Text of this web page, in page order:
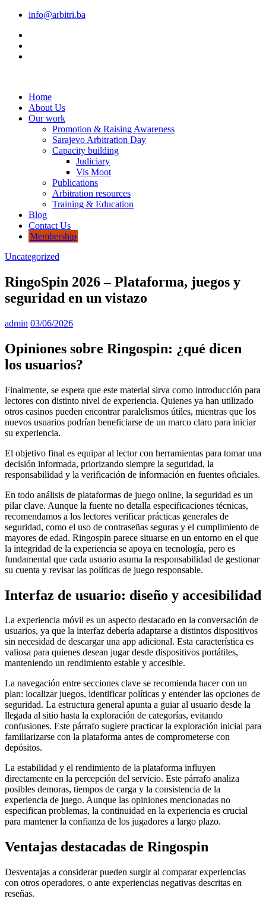
info@arbitri.ba
Home
About Us
Our work
Promotion & Raising Awareness
Sarajevo Arbitration Day
Capacity building
Judiciary
Vis Moot
Publications
Arbitration resources
Training & Education
Blog
Contact Us
Membership
Uncategorized
RingoSpin 2026 – Plataforma, juegos y
seguridad en un vistazo
admin 03/06/2026
Opiniones sobre Ringospin: ¿qué dicen
los usuarios?
Finalmente, se espera que este material sirva como introducción para
lectores con distinto nivel de experiencia. Quienes ya han utilizado
otros casinos pueden encontrar paralelismos útiles, mientras que los
nuevos usuarios podrían beneficiarse de un marco claro para iniciar
su experiencia.
El objetivo final es equipar al lector con herramientas para tomar una
decisión informada, priorizando siempre la seguridad, la
responsabilidad y la verificación de información en fuentes oficiales.
En todo análisis de plataformas de juego online, la seguridad es un
pilar clave. Aunque la fuente no detalla especificaciones técnicas,
recomendamos a los lectores verificar prácticas generales de
seguridad, como el uso de contraseñas seguras y el cumplimiento de
mayores de edad. Ringospin parece situarse en un entorno en el que
la integridad de la experiencia se apoya en tecnología, pero es
fundamental que cada usuario asuma la responsabilidad de gestionar
su cuenta y revisar las políticas de juego responsable.
Interfaz de usuario: diseño y accesibilidad
La experiencia móvil es un aspecto destacado en la conversación de
usuarios, ya que la interfaz debería adaptarse a distintos dispositivos
sin necesidad de descargar una app adicional. Esta característica es
valiosa para quienes desean jugar desde dispositivos portátiles,
manteniendo un rendimiento estable y accesible.
La navegación entre secciones clave se recomienda hacer con un
plan: localizar juegos, identificar políticas y entender las opciones de
seguridad. La estructura general apunta a guiar al usuario desde la
llegada al sitio hasta la exploración de categorías, evitando
confusiones. Este párrafo sugiere practicar la exploración inicial para
familiarizarse con la plataforma antes de comprometerse con
depósitos.
La estabilidad y el rendimiento de la plataforma influyen
directamente en la percepción del servicio. Este párrafo analiza
posibles demoras, tiempos de carga y la consistencia de la
experiencia de juego. Aunque las opiniones mencionadas no
especifican problemas, la continuidad en la experiencia es crucial
para mantener la confianza de los jugadores a largo plazo.
Ventajas destacadas de Ringospin
Desventajas a considerar pueden surgir al comparar experiencias
con otros operadores, o ante experiencias negativas descritas en
reseñas.